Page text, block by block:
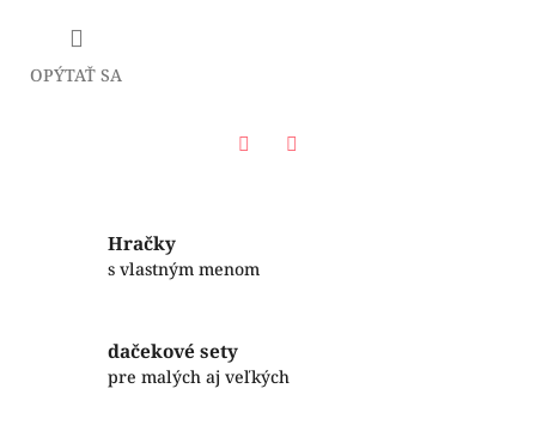
OPÝTAŤ SA
Hračky
s vlastným menom
dačekové sety
pre malých aj veľkých